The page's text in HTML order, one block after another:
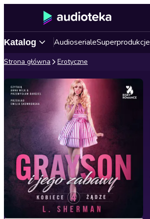
Katalog AudioserialeSuperprodukcje
Strona główna Erotyczne